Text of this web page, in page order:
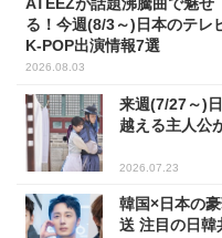
ATEEZが話題沸騰曲で魅せ
る！今週(8/3～)日本のテレ
K-POP出演情報7選
2026.08.03
来週(7/27～)
越える主人公
2026.07.23
韓国×日本の
送 注目の日韓